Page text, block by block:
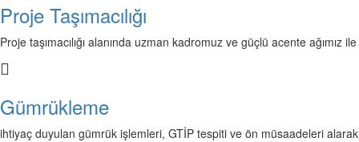
Proje Taşımacılığı
Proje taşımacılığı alanında uzman kadromuz ve güçlü acente
Gümrükleme
ihtiyaç duyulan gümrük işlemleri, GTİP tespiti ve ön müsaadeleri